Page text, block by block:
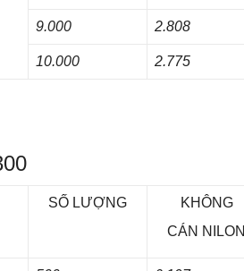
9.000 2.808
10.000 2.775
SỐ LƯỢNG
KHÔNG
CÁN NILON